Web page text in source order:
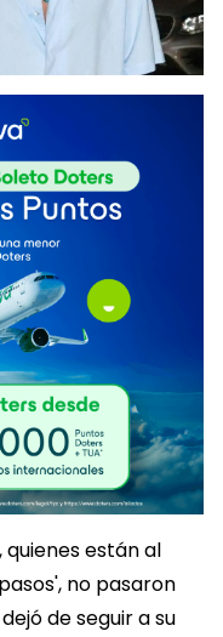
quienes están al
no pasaron
de seguir a su